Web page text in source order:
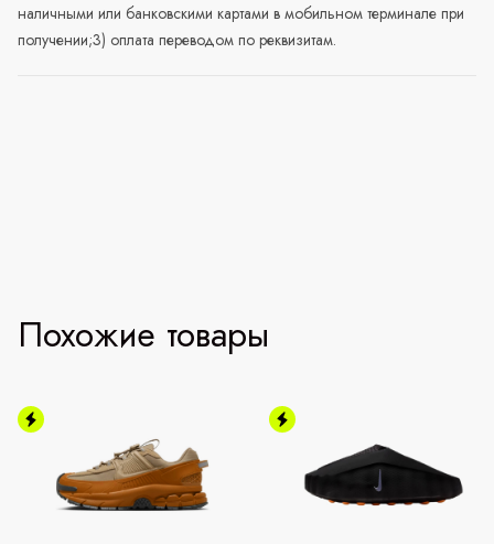
наличными или банковскими картами в мобильном терминале при
получении;3) оплата переводом по реквизитам.
Похожие товары